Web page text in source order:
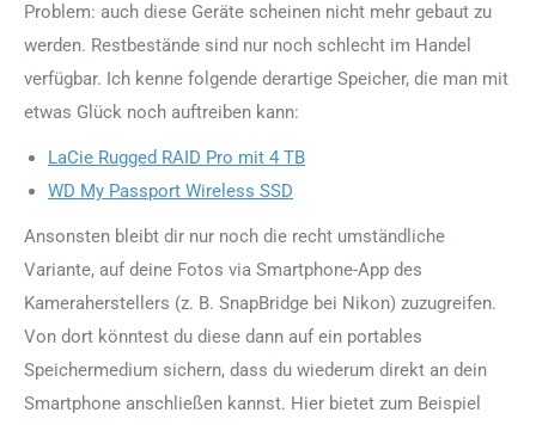
Problem: auch diese Geräte scheinen nicht mehr gebaut zu
werden. Restbestände sind nur noch schlecht im Handel
verfügbar. Ich kenne folgende derartige Speicher, die man mit
etwas Glück noch auftreiben kann:
LaCie Rugged RAID Pro mit 4 TB
WD My Passport Wireless SSD
Ansonsten bleibt dir nur noch die recht umständliche
Variante, auf deine Fotos via Smartphone-App des
Kameraherstellers (z. B. SnapBridge bei Nikon) zuzugreifen.
Von dort könntest du diese dann auf ein portables
Speichermedium sichern, dass du wiederum direkt an dein
Smartphone anschließen kannst. Hier bietet zum Beispiel